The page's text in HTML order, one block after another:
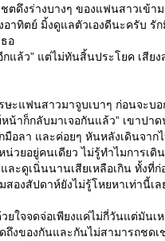
ชตดึงร่างบางๆ ของแฟนสาวเข้า
อาทิตย์ มิ้งดูแลตัวเองดีนะครับ รัก
อ
กแล้ว” แต่ไม่ทันสิ้นประโยค เสีย
ะแฟนสาวมาจูบเบาๆ ก่อนจะบอ
น้าก็กลับมาเจอกันแล้ว” เขาปาด
มือลา และค่อยๆ หันหลังเดินจาก
ยอยู่คนเดียว ไม่รู้ทำไมการเดิ
ละดูเนิ่นนานเสียเหลือเกิน ทั้งที่
สองสัปดาห์ยังไม่รู้โหยหาเท่านี้เ
ยใจจดจ่อเพียงแค่ไม่กี่วันแต่มันเ
ถึงของกันและกันไม่สามารถชดเ